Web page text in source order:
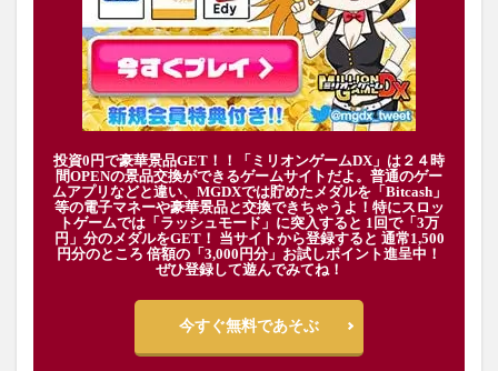
投資0円で豪華景品GET！！「ミリオンゲームDX」は２４時
間OPENの景品交換ができるゲームサイトだよ。普通のゲー
ムアプリなどと違い、MGDXでは貯めたメダルを「Bitcash」
等の電子マネーや豪華景品と交換できちゃうよ！特にスロッ
トゲームでは「ラッシュモード」に突入すると 1回で「3万
円」分のメダルをGET！ 当サイトから登録すると 通常1,500
円分のところ 倍額の「3,000円分」お試しポイント進呈中！
ぜひ登録して遊んでみてね！
今すぐ無料であそぶ